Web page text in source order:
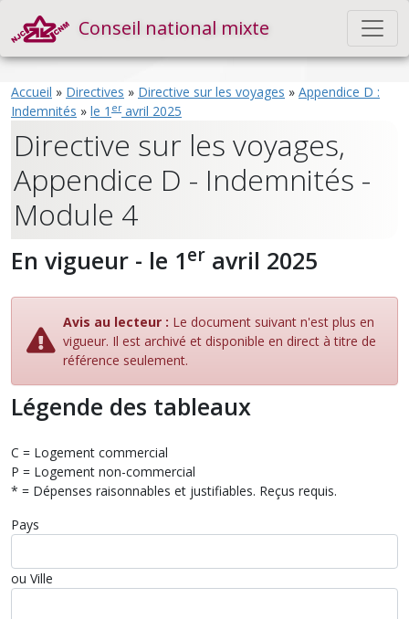
Conseil national mixte
Accueil » Directives » Directive sur les voyages » Appendice D :
Indemnités » le 1 eravril 2025
Directive sur les voyages,
Appendice D - Indemnités -
Module 4
En vigueur - le 1er avril 2025
Avis au lecteur : Le document suivant n'est plus en
vigueur. Il est archivé et disponible en direct à titre de
référence seulement.
Légende des tableaux
C = Logement commercial
P = Logement non-commercial
* = Dépenses raisonnables et justifiables. Reçus requis.
Pays
ou Ville